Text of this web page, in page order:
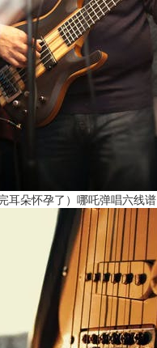
耳朵怀孕了）哪吒弹唱六线谱